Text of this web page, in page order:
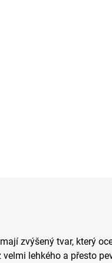
zvýšený tvar, který
lehkého a přesto